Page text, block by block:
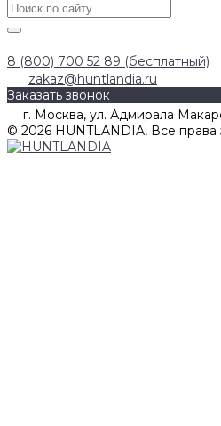
8 (800) 700 52 89 (бесплатный)
zakaz@huntlandia.ru
Заказать звонок
г. Москва, ул. Адмирала
© 2026 HUNTLANDIA, Все